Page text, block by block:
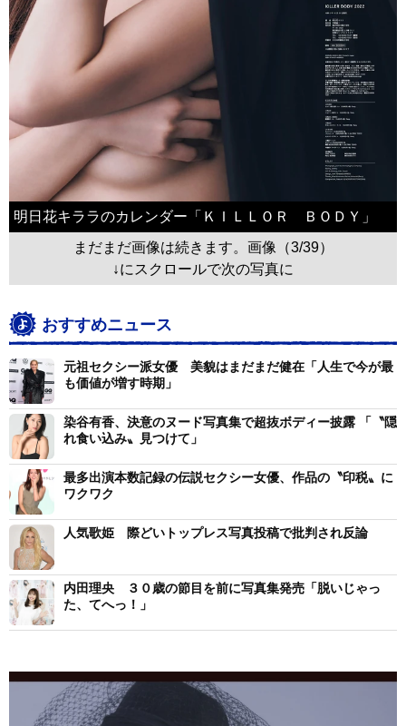
明日花キララのカレンダー「ＫＩＬＬＯＲ ＢＯＤＹ」
まだまだ画像は続きます。画像（3/39）
↓にスクロールで次の写真に
おすすめニュース
元祖セクシー派女優 美貌はまだまだ健在「人生で今が最
も価値が増す時期」
染谷有香、決意のヌード写真集で超抜ボディー披露 「〝隠
れ食い込み〟見つけて」
最多出演本数記録の伝説セクシー女優、作品の〝印税〟に
ワクワク
人気歌姫 際どいトップレス写真投稿で批判され反論
内田理央 ３０歳の節目を前に写真集発売「脱いじゃっ
た、てへっ！」